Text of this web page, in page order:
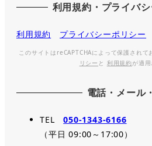
利用規約・プライバ
利用規約 プライバシーポリシー
このサイトはreCAPTCHAによって保護され
リシー と 利用規約が適用
電話・メール
TEL050-1343-6166
（平日 09:00～17:00）